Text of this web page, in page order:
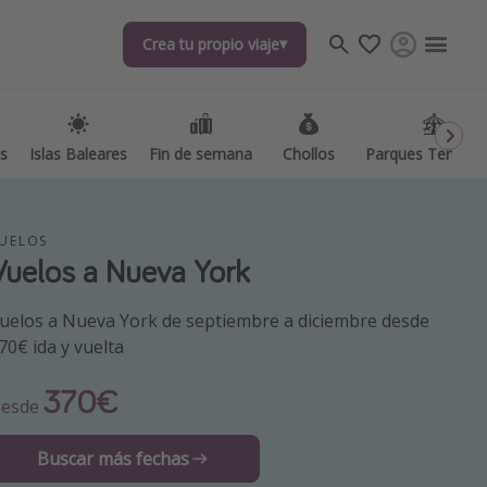
Crea tu propio viaje
Islas Baleares Fin de semana Chollos Parques
Crea tu propio viaje
Islas Baleares Fin de semana Chollos Parques
destinos
a Nueva York
a Nueva York de septiembre a diciembre desde
ida y vuelta
370€
Buscar más fechas